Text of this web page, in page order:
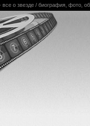
о звезде / биография, фото,